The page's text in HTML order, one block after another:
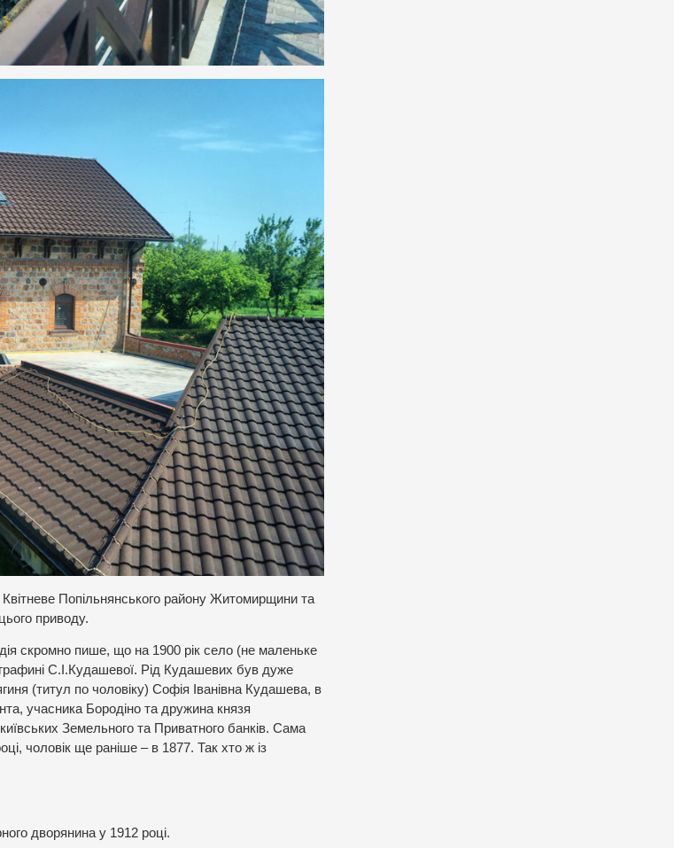
Попільнянського району Житомирщини та
приводу.
скромно пише, що на 1900 рік село (не маленьке
С.І.Кудашевої. Рід Кудашевих був дуже
(титул по чоловіку) Софія Іванівна Кудашева, в
учасника Бородіно та дружина князя
Земельного та Приватного банків. Сама
чоловік ще раніше – в 1877. Так хто ж із
дворянина у 1912 році.